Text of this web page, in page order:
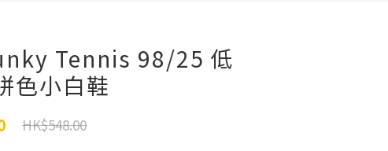
Tennis 98/25 低
色小白鞋
HK$548.00